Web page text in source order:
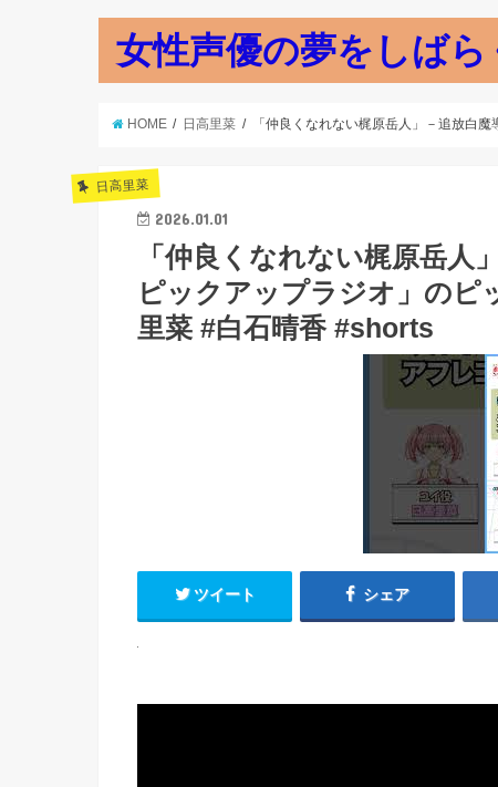
女性声優の夢をしば
HOME 日高里菜 「仲良くなれない梶原岳人」－追放白
日高里菜
2026.01.01
「仲良くなれない梶原岳人
ピックアップラジオ」の
里菜 #白石晴香 #shorts
ツイート シェア